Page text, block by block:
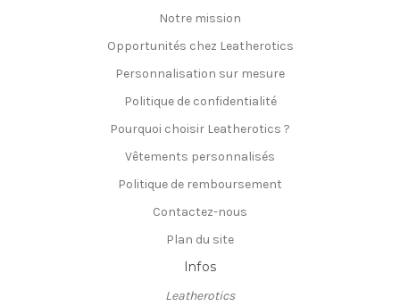
Notre mission
Opportunités chez Leatherotics
Personnalisation sur mesure
Politique de confidentialité
Pourquoi choisir Leatherotics ?
Vêtements personnalisés
Politique de remboursement
Contactez-nous
Plan du site
Infos
Leatherotics